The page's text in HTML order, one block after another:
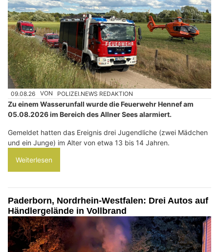
09.08.26 VON POLIZEI.NEWS REDAKTION
Zu einem Wasserunfall wurde die Feuerwehr Hennef am
05.08.2026 im Bereich des Allner Sees alarmiert.
Gemeldet hatten das Ereignis drei Jugendliche (zwei Mädchen
und ein Junge) im Alter von etwa 13 bis 14 Jahren.
Weiterlesen
Paderborn, Nordrhein-Westfalen: Drei Autos auf
Händlergelände in Vollbrand